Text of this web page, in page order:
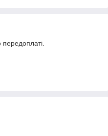
передоплаті.